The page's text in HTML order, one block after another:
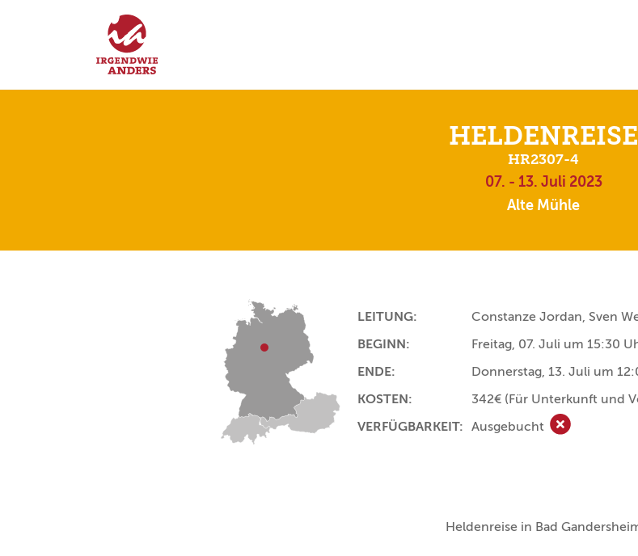
HELDENREISE
HR2307-4
07. - 13. Juli 2023
Alte Mühle
LEITUNG:
Constanze Jordan, Sven
BEGINN:
Freitag, 07. Juli um 15:30
ENDE:
Donnerstag, 13. Juli um
KOSTEN:
342€ (Für Unterkunft und
VERFÜGBARKEIT: Ausgebucht Ausgebucht
Heldenreise in Bad